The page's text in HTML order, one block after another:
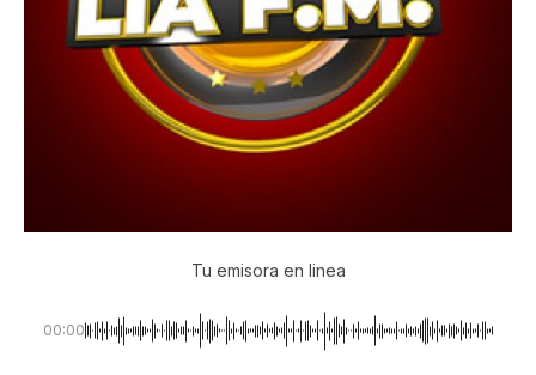
Tu emisora en linea
00:00